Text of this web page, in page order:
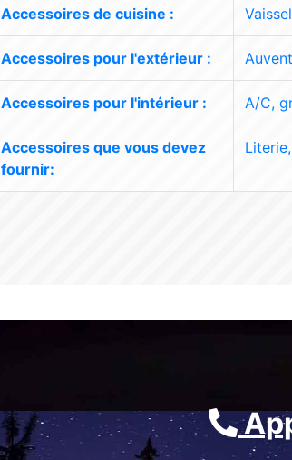
Accessoires de cuisine :
Accessoires pour l'extérieur :
Accessoires pour l'intérieur : A/C,
Accessoires que vous devez
fournir: